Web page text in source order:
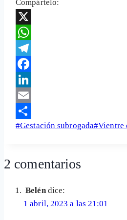
Compártelo:
X
WhatsApp
Telegram
Facebook
LinkedIn
Email
Share
Etiquetas
entrada:
#Gestación subrogada#Vientre
2 comentarios
Belén dice:
1 abril, 2023 a las 21:01